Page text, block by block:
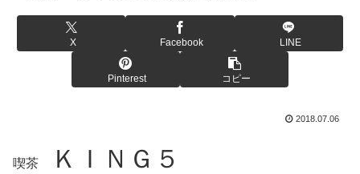
X Facebook LINE
Pinterest コピー
2018.07.06
喫茶 ＫＩＮＧ５